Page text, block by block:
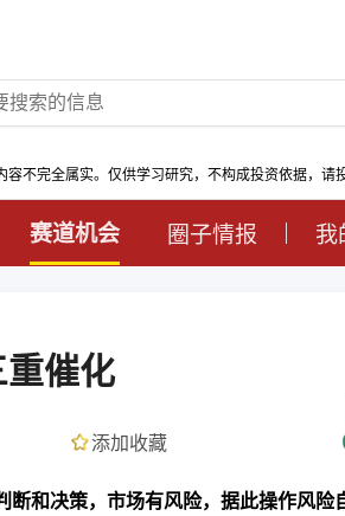
不完全属实。仅供学习研究，不构成投资依据，请
赛道机会 圈子情报 我
催化
添加收藏
和决策，市场有风险，据此操作风险